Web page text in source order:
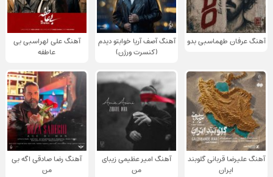
آهنگ عرفان طهماسبی بدو
آهنگ آصف آریا خوابتو دیدم
(کنسرت ورژن)
آهنگ علی لهراسبی بی
عاطفه
آهنگ علیرضا قربانی گلوبند
ایران
آهنگ امیر عظیمی زیبای
من
آهنگ رضا صادقی اگه بی
من